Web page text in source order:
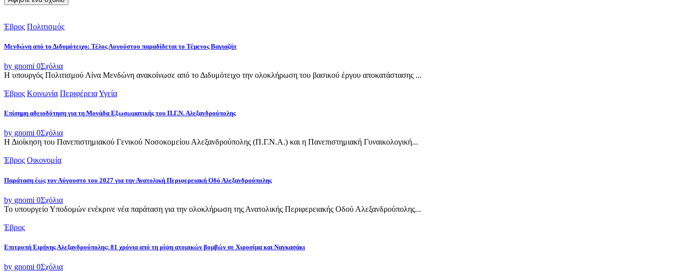
Έβρος Πολιτισμός
Μενδώνη από το Διδυμότειχο: Τέλος Αυγούστου παραδίδεται το Τέμενος Βαγιαζήτ
by gnomi 0Σχόλια
Η υπουργός Πολιτισμού Λίνα Μενδώνη ανακοίνωσε από το Διδυμότειχο την ολοκλήρωση του βασικού έργου αποκατάστασης ...
Έβρος Κοινωνία ΠεριφέρειαΥγεία
Επίσημη αδειοδότηση για τη Μονάδα Εξωσωματικής του Π.Γ.Ν. Αλεξανδρούπολης
by gnomi 0Σχόλια
Η Διοίκηση του Πανεπιστημιακού Γενικού Νοσοκομείου Αλεξανδρούπολης (Π.Γ.Ν.Α.) και η Πανεπιστημιακή Γυναικολογική...
Έβρος Οικονομία
Παράταση έως τον Αύγουστο του 2027 για την Ανατολική Περιφερειακή Οδό Αλεξανδρούπολης
by gnomi 0Σχόλια
Το υπουργείο Υποδομών ενέκρινε νέα παράταση για την ολοκλήρωση της Ανατολικής Περιφερειακής Οδού Αλεξανδρούπολης...
Έβρος
Επιτροπή Ειρήνης Αλεξανδρούπολης: 81 χρόνια από τη ρίψη ατομικών βομβών σε Χιροσίμα και Ναγκασάκι
by gnomi 0Σχόλια